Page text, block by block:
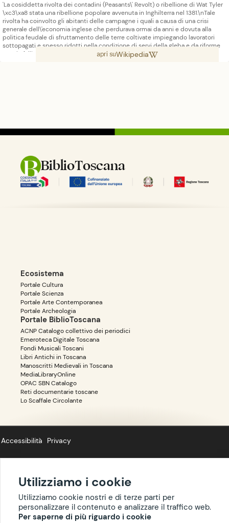
'La cosiddetta rivolta dei contadini (Peasants\' Revolt) o ribellione di Wat Tyler
\xc3\xa8 stata una ribellione popolare avvenuta in Inghilterra nel 1381.\nTale
rivolta ha coinvolto gli abitanti delle campagne i quali a causa di una crisi
generale dell\'economia inglese che perdurava ormai da anni e dovuta alla
politica feudale di sfruttamento delle terre coltivate impiegando lavoratori
sottopagati e spesso ridotti nella condizione di servi della gleba e da riforme
agrarie fallimentari, cercavano in qualche modo di cambiare tale situazione
fine di maggio dello stesso anno, un gruppo di contadini si raccolse nella valle
del Tamigi e cominci\xc3\xb2 a marciare su Londra, bruciando e devastando
da Wat Tyler e John Ball, incontrarono il re Riccardo II affinch\xc3\xa9
apportasse miglioramenti per quanto riguardava la loro condizione. Dapprima il
re acconsent\xc3\xac alle loro richieste ma quando Tyler, il giorno dopo, gli
chiese di confiscare i beni ecclesiastici sul territorio inglese il sindaco di
apri suWikipedia
BiblioToscana
Ecosistema
Portale Cultura
Portale Scienza
Portale Arte Contemporanea
Portale Archeologia
Portale BiblioToscana
ACNP Catalogo collettivo dei periodici
Emeroteca Digitale Toscana
Fondi Musicali Toscani
Libri Antichi in Toscana
Manoscritti Medievali in Toscana
MediaLibraryOnline
OPAC SBN Catalogo
Reti documentarie toscane
Lo Scaffale Circolante
Accessibilità Privacy
Copyright ©BIBLIOTOSCANA: tutti i diritti riservati quanto ai dati delle
risorse. I contenuti estratti da Wikipedia sono riproducibili con licenza
cc-by-sa.
Utilizziamo i cookie
Utilizziamo cookie nostri e di terze parti per
personalizzare il contenuto e analizzare il traffico web.
Per saperne di più riguardo i cookie